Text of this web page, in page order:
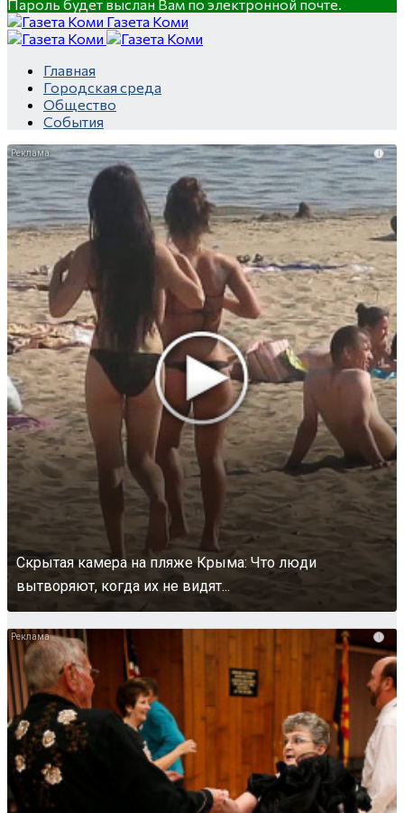
Пароль будет выслан Вам по электронной почте.
Газета Коми
Главная
Городская среда
Общество
События
i
Скрытая камера на пляже Крыма: Что люди
вытворяют, когда их не видят...
i